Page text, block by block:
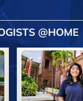
@HOME